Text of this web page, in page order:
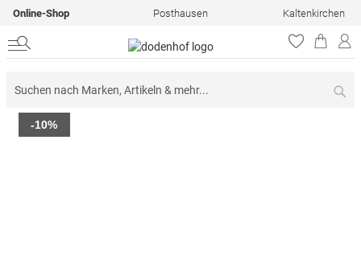
Online-Shop Posthausen Kaltenkirchen
Zum
Ende
-10%